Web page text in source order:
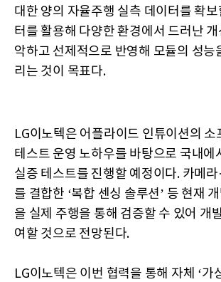
대한 양의 자율주행 실측 데이터를 확보
터를 활용해 다양한 환경에서 드러난
악하고 선제적으로 반영해 모듈의 성능
리는 것이 목표다.
LG이노텍은 어플라이드 인튜이션의 소
테스트 운영 노하우를 바탕으로 국내에
실증 테스트를 진행할 예정이다. 카메라
를 결합한 ‘복합 센싱 솔루션’ 등 현재
을 실제 주행을 통해 검증할 수 있어 개
여할 것으로 전망된다.
LG이노텍은 이번 협력을 통해 자체 ‘가